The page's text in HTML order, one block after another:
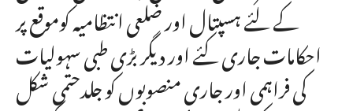
کے لئے ہسپتال اور ضلعی انتظامیہ کوموقع پر
احکامات جاری کئے اور دیگر بڑی طبی سہولیات
کی فراہمی اور جاری منصوبوں کو جلدحتمی شکل